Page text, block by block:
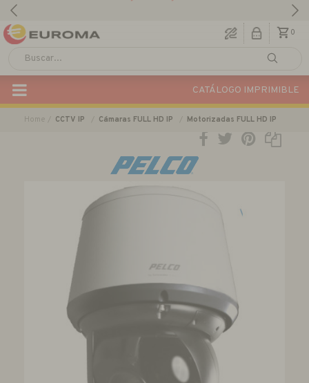
Descargar Catálogo Actual
0
CATÁLOGO IMPRIMIBLE
Home CCTV IP Cámaras FULL HD IP Motorizadas FULL HD IP